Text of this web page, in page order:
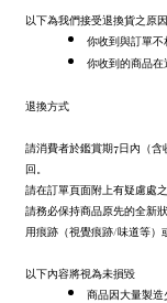
以下為我們接受退換貨之原
你收到與訂單
你收到的商品
退換方式
請消費者於鑑賞期7日內（含
回。
請在訂單頁面附上有疑慮處
請務必保持商品原先的全新
用痕跡（視覺痕跡/味道等）
以下內容將視為未損毀
商品因大量製